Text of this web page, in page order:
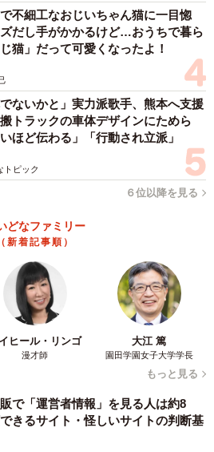
とは、「この親あってこの子あ
婦を作りたいと話していて。第1
のもとで鈴子のエネルギーあふれ
「基礎」の部分をしっかりと描
役の柳葉さんには大阪ことばの
積んでいただいて、大阪のノリ
いただいています。現場ではけ
ね。
とても可愛らしくて愛情深くて、
。僕は梅吉さんにどことなく、脚
じていて。足立さんってこんなこ
、勝手ながら思ってしまうときが
は大阪のご出身なので、大阪らし
ありです。足立さんが書かれる台
っていける、懐の深いお母ちゃん
、鈴子に対するツヤの「目線」
不細工なおじいちゃん猫に一目惚
だし手がかかるけど…おうちで暮ら
猫」だって可愛くなったよ！
でないかと」実力派歌手、熊本へ支援
トラックの車体デザインにためら
ほど伝わる」「行動され立派」
トピック
６位以降を見る
どなファミリー
（新着記事順）
ヒール・リンゴ
漫才師
大江 篤
園田学園女子大学学長
もっと見る
で「運営者情報」を見る人は約8
きるサイト・怪しいサイトの判断基